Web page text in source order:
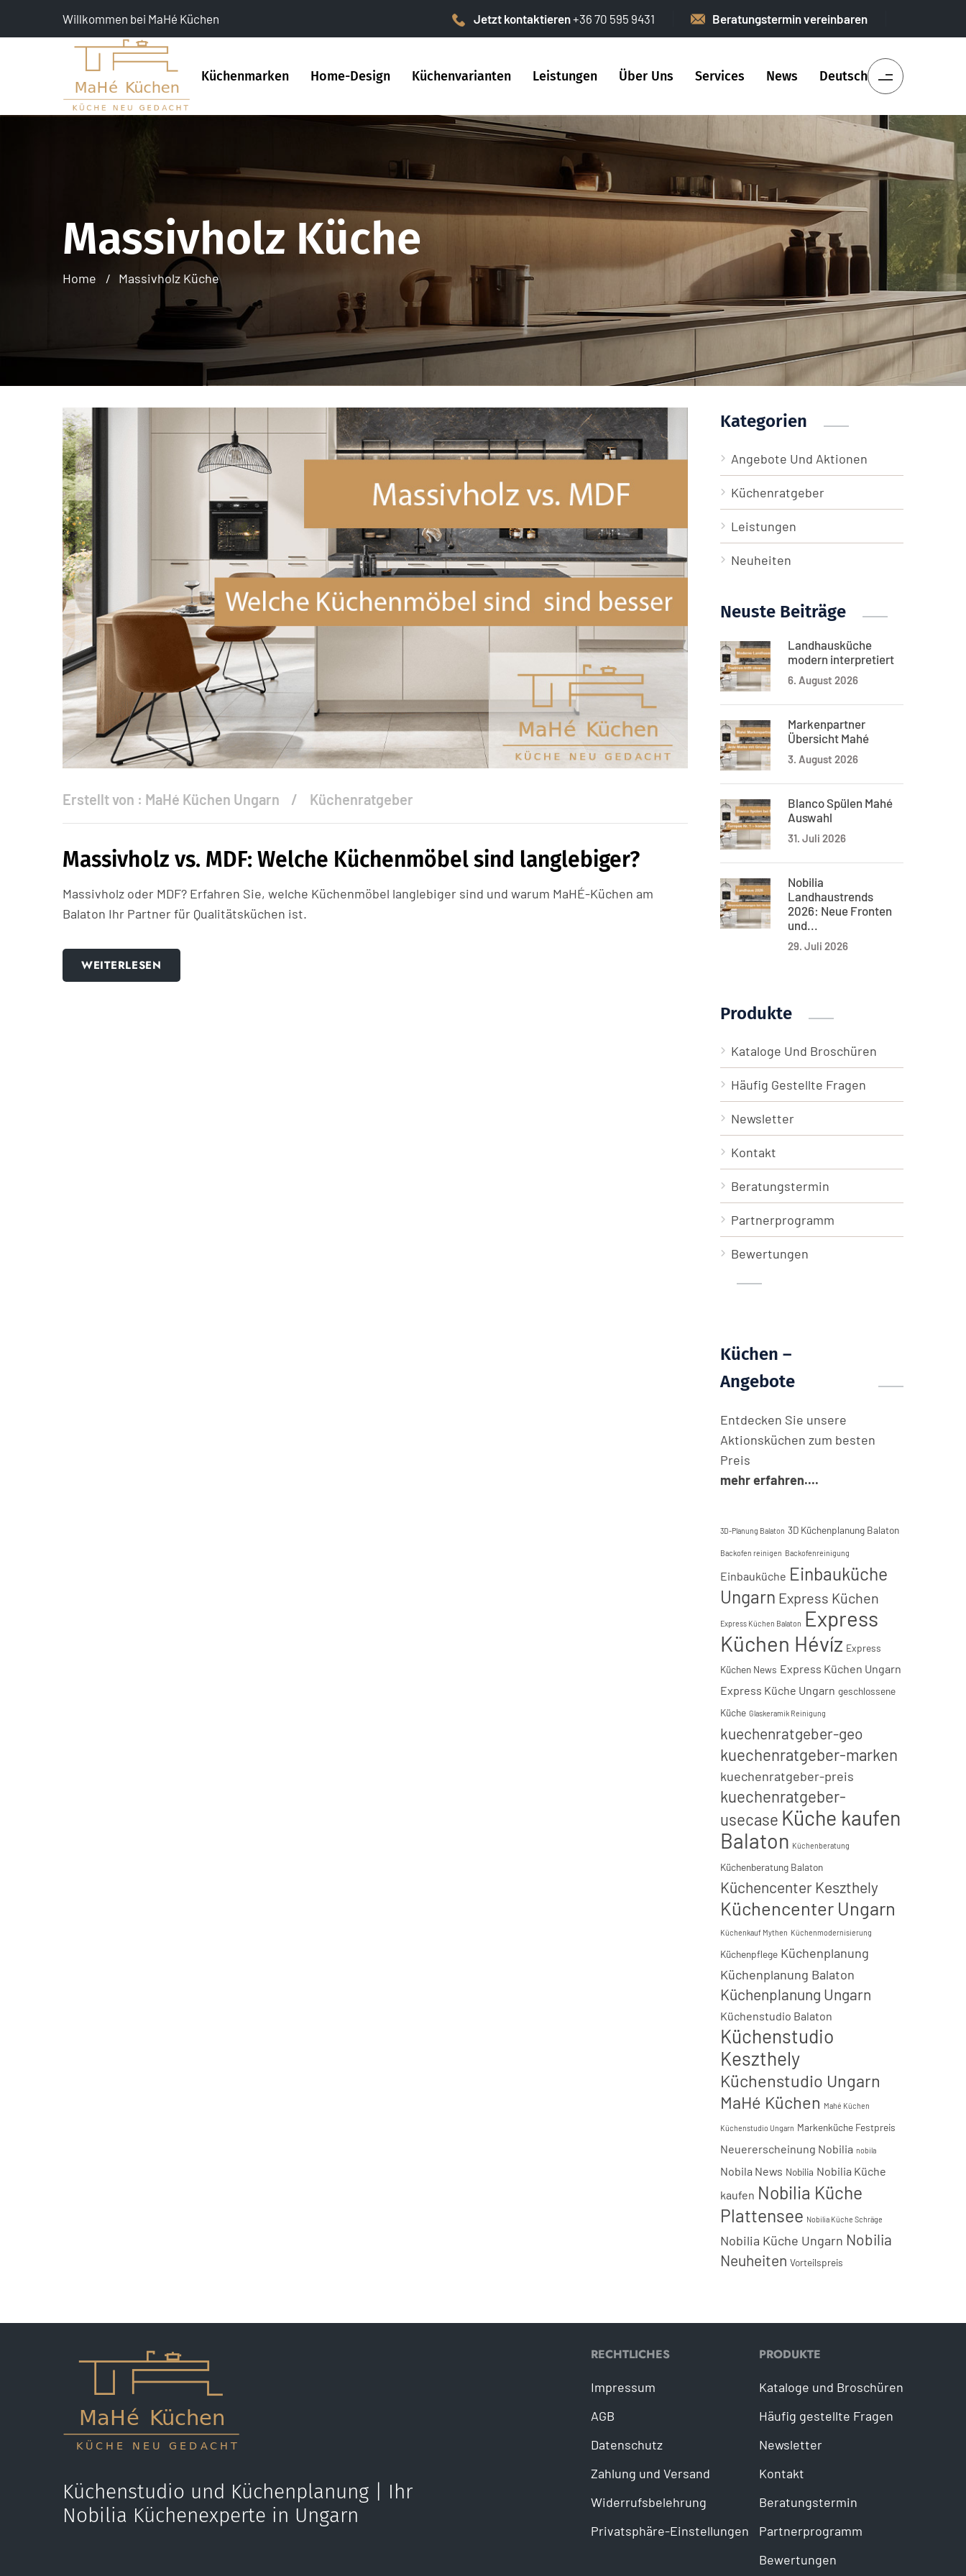
Willkommen bei MaHé Küchen Jetzt kontaktieren+36 70 595 9431 Beratungstermin vereinbaren
Küchenmarken Home-Design Küchenvarianten Leistungen Über Uns Services News Deutsch
Massivholz Küche
Home Massivholz Küche
Erstellt von : MaHé Küchen Ungarn Küchenratgeber
Massivholz vs. MDF: Welche Küchenmöbel sind langlebiger?
Massivholz oder MDF? Erfahren Sie, welche Küchenmöbel langlebiger sind und warum MaHÉ-Küchen am
Balaton Ihr Partner für Qualitätsküchen ist.
WEITERLESEN
Kategorien
Angebote Und Aktionen
Küchenratgeber
Leistungen
Neuheiten
Neuste Beiträge
Landhausküche
modern interpretiert
6. August 2026
Markenpartner
Übersicht Mahé
3. August 2026
Blanco Spülen Mahé
Auswahl
31. Juli 2026
Nobilia
Landhaustrends
2026: Neue Fronten
und...
29. Juli 2026
Produkte
Kataloge Und Broschüren
Häufig Gestellte Fragen
Newsletter
Kontakt
Beratungstermin
Partnerprogramm
Bewertungen
Küchen –
Angebote
Entdecken Sie unsere
Aktionsküchen zum besten
Preis
mehr erfahren....
3D-Planung Balaton 3D Küchenplanung Balaton
Backofen reinigen Backofenreinigung
Einbauküche Einbauküche
Ungarn Express Küchen
Express Küchen Balaton Express
Küchen Hévíz Express
Küchen News Express Küchen Ungarn
Express Küche Ungarn geschlossene
Küche Glaskeramik Reinigung
kuechenratgeber-geo
kuechenratgeber-marken
kuechenratgeber-preis
kuechenratgeber-
usecase Küche kaufen
Balaton Küchenberatung
Küchenberatung Balaton
Küchencenter Keszthely
Küchencenter Ungarn
Küchenkauf Mythen Küchenmodernisierung
Küchenpflege Küchenplanung
Küchenplanung Balaton
Küchenplanung Ungarn
Küchenstudio Balaton
Küchenstudio
Keszthely
Küchenstudio Ungarn
MaHé Küchen Mahé Küchen
Küchenstudio Ungarn Markenküche Festpreis
Neuererscheinung Nobilia nobila
Nobila News Nobilia Nobilia Küche
kaufen Nobilia Küche
Plattensee Nobilia Küche Schräge
Nobilia Küche Ungarn Nobilia
Neuheiten Vorteilspreis
Küchenstudio und Küchenplanung | Ihr
Nobilia Küchenexperte in Ungarn
RECHTLICHES
Impressum
AGB
Datenschutz
Zahlung und Versand
Widerrufsbelehrung
Privatsphäre-Einstellungen
PRODUKTE
Kataloge und Broschüren
Häufig gestellte Fragen
Newsletter
Kontakt
Beratungstermin
Partnerprogramm
Bewertungen